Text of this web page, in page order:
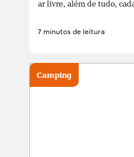
ar livre, além de tudo,
7 minutos de leitura
Camping